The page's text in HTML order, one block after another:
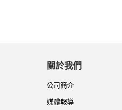
關於我們
公司簡介
媒體報導